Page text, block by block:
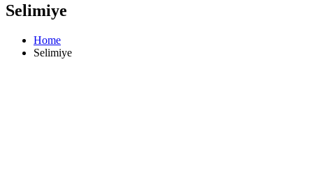
Selimiye
Home
Selimiye